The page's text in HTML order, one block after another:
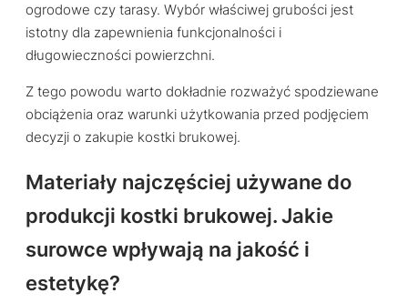
ogrodowe czy tarasy. Wybór właściwej grubości jest
istotny dla zapewnienia funkcjonalności i
długowieczności powierzchni.
Z tego powodu warto dokładnie rozważyć spodziewane
obciążenia oraz warunki użytkowania przed podjęciem
decyzji o zakupie kostki brukowej.
Materiały najczęściej używane do
produkcji kostki brukowej. Jakie
surowce wpływają na jakość i
estetykę?